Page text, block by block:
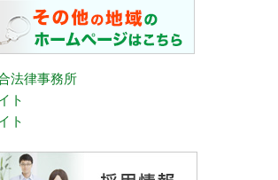
法律事務所
ト
ト